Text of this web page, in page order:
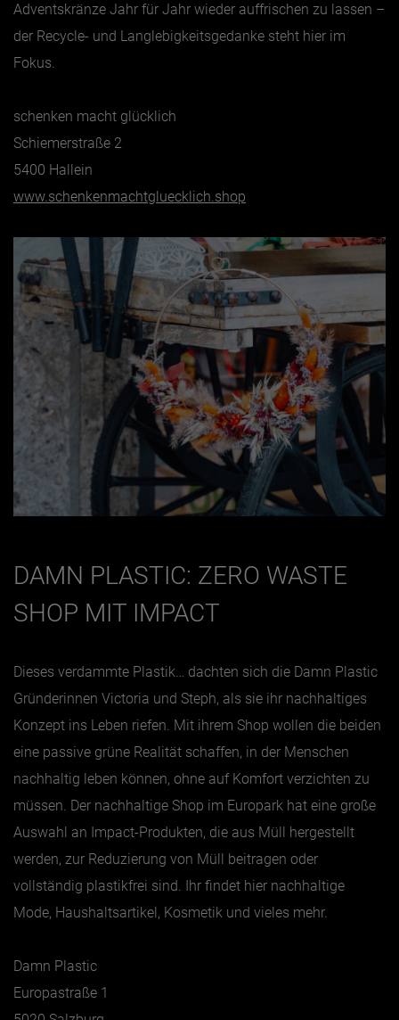
Adventskränze Jahr für Jahr wieder auffrischen zu lassen –
der Recycle- und Langlebigkeitsgedanke steht hier im
Fokus.
schenken macht glücklich
Schiemerstraße 2
5400 Hallein
www.schenkenmachtgluecklich.shop
DAMN PLASTIC: ZERO WASTE
SHOP MIT IMPACT
Dieses verdammte Plastik… dachten sich die Damn Plastic
Gründerinnen Victoria und Steph, als sie ihr nachhaltiges
Konzept ins Leben riefen. Mit ihrem Shop wollen die beiden
eine passive grüne Realität schaffen, in der Menschen
nachhaltig leben können, ohne auf Komfort verzichten zu
müssen. Der nachhaltige Shop im Europark hat eine große
Auswahl an Impact-Produkten, die aus Müll hergestellt
werden, zur Reduzierung von Müll beitragen oder
vollständig plastikfrei sind. Ihr findet hier nachhaltige
Mode, Haushaltsartikel, Kosmetik und vieles mehr.
Damn Plastic
Europastraße 1